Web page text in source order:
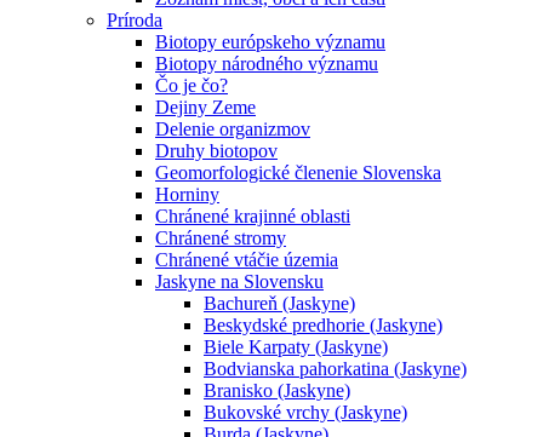
Príroda
Biotopy európskeho významu
Biotopy národného významu
Čo je čo?
Dejiny Zeme
Delenie organizmov
Druhy biotopov
Geomorfologické členenie Slovenska
Horniny
Chránené krajinné oblasti
Chránené stromy
Chránené vtáčie územia
Jaskyne na Slovensku
Bachureň (Jaskyne)
Beskydské predhorie (Jaskyne)
Biele Karpaty (Jaskyne)
Bodvianska pahorkatina (Jaskyne)
Branisko (Jaskyne)
Bukovské vrchy (Jaskyne)